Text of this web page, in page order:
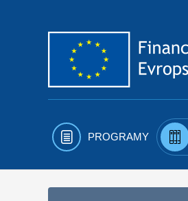
PROGRAMY